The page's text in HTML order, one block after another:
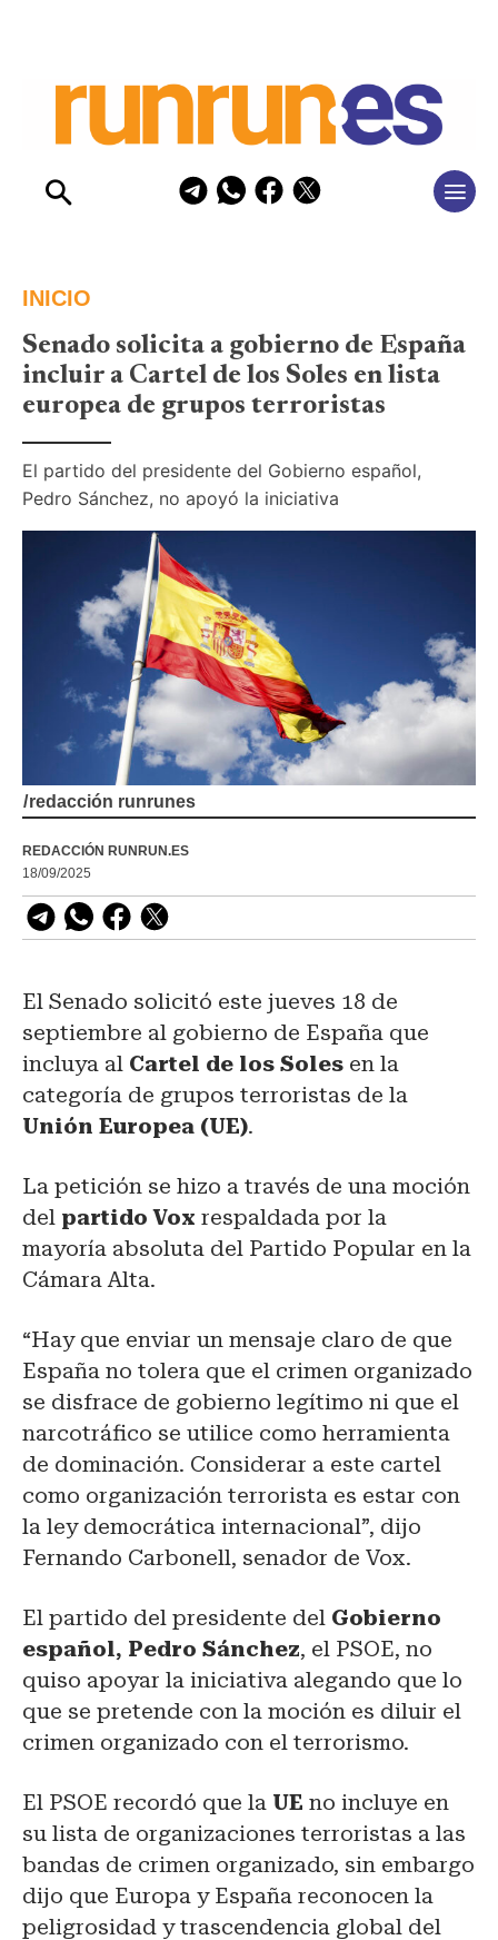
INICIO
Senado solicita a gobierno de España
incluir a Cartel de los Soles en lista
europea de grupos terroristas
El partido del presidente del Gobierno español,
Pedro Sánchez, no apoyó la iniciativa
/redacción runrunes
REDACCIÓN RUNRUN.ES
18/09/2025
El Senado solicitó este jueves 18 de
septiembre al gobierno de España que
incluya al Cartel de los Soles en la
categoría de grupos terroristas de la
Unión Europea (UE).
La petición se hizo a través de una moción
del partido Vox respaldada por la
mayoría absoluta del Partido Popular en la
Cámara Alta.
“Hay que enviar un mensaje claro de que
España no tolera que el crimen organizado
se disfrace de gobierno legítimo ni que el
narcotráfico se utilice como herramienta
de dominación. Considerar a este cartel
como organización terrorista es estar con
la ley democrática internacional”, dijo
Fernando Carbonell, senador de Vox.
El partido del presidente del Gobierno
español, Pedro Sánchez, el PSOE, no
quiso apoyar la iniciativa alegando que lo
que se pretende con la moción es diluir el
crimen organizado con el terrorismo.
El PSOE recordó que la UE no incluye en
su lista de organizaciones terroristas a las
bandas de crimen organizado, sin embargo
dijo que Europa y España reconocen la
peligrosidad y trascendencia global del